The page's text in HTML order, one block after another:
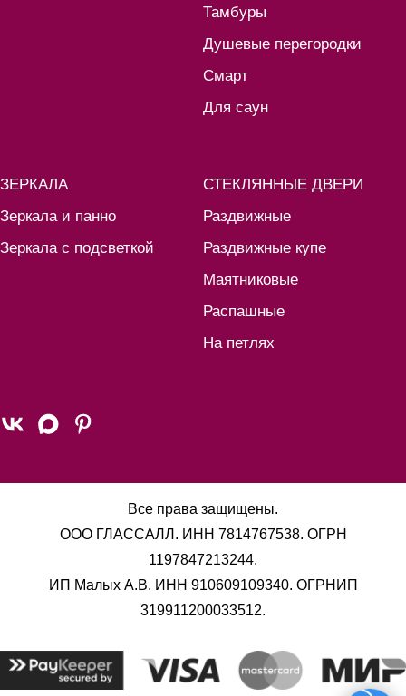
Тамбуры
Душевые перегородки
Смарт
Для саун
ЗЕРКАЛА
Зеркала и панно
Зеркала с подсветкой
СТЕКЛЯННЫЕ ДВЕРИ
Раздвижные
Раздвижные купе
Маятниковые
Распашные
На петлях
Все права защищены.
ООО ГЛАССАЛЛ. ИНН 7814767538. ОГРН
1197847213244.
ИП Малых А.В. ИНН 910609109340. ОГРНИП
319911200033512.